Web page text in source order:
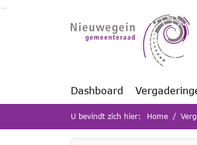
Ga naar de inhoud van deze pagina
Dashboard
U bevindt zich hier: Home